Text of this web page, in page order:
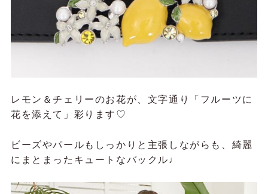
レモン＆チェリーのお花が、文字通り「フルーツに
花を添えて」彩ります♡
ビーズやパールもしっかりと主張しながらも、綺麗
にまとまったキュートなバックル♩